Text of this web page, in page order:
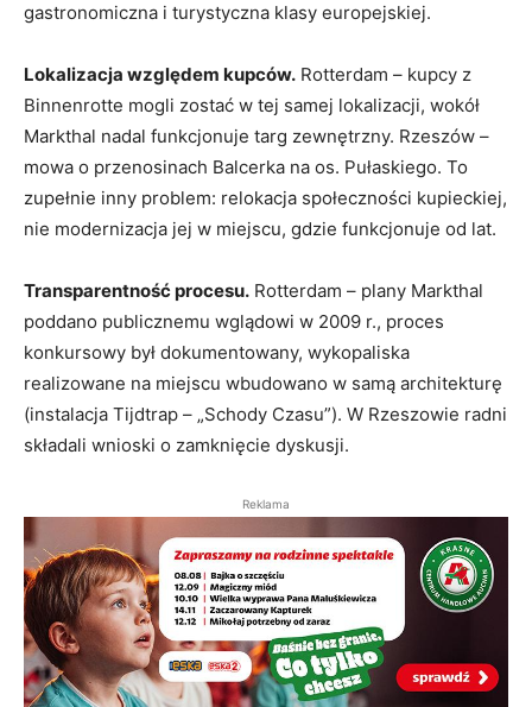
gastronomiczna i turystyczna klasy europejskiej.
Lokalizacja względem kupców. Rotterdam – kupcy z
Binnenrotte mogli zostać w tej samej lokalizacji, wokół
Markthal nadal funkcjonuje targ zewnętrzny. Rzeszów –
mowa o przenosinach Balcerka na os. Pułaskiego. To
zupełnie inny problem: relokacja społeczności kupieckiej,
nie modernizacja jej w miejscu, gdzie funkcjonuje od lat.
Transparentność procesu. Rotterdam – plany Markthal
poddano publicznemu wglądowi w 2009 r., proces
konkursowy był dokumentowany, wykopaliska
realizowane na miejscu wbudowano w samą architekturę
(instalacja Tijdtrap – „Schody Czasu”). W Rzeszowie radni
składali wnioski o zamknięcie dyskusji.
Reklama